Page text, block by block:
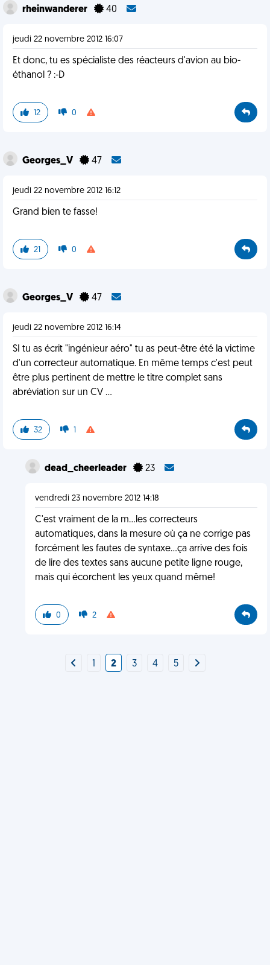
rheinwanderer 40
jeudi 22 novembre 2012 16:07
Et donc, tu es spécialiste des réacteurs d'avion au bio-
éthanol ? :-D
12 0
Georges_V 47
jeudi 22 novembre 2012 16:12
Grand bien te fasse!
21 0
Georges_V 47
jeudi 22 novembre 2012 16:14
SI tu as écrit "ingénieur aéro" tu as peut-être été la victime
d'un correcteur automatique. En même temps c'est peut
être plus pertinent de mettre le titre complet sans
abréviation sur un CV ...
32 1
dead_cheerleader 23
vendredi 23 novembre 2012 14:18
C'est vraiment de la m...les correcteurs
automatiques, dans la mesure où ça ne corrige pas
forcément les fautes de syntaxe...ça arrive des fois
de lire des textes sans aucune petite ligne rouge,
mais qui écorchent les yeux quand même!
0 2
2 3 4 5